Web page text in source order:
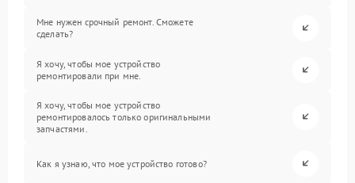
Мне нужен срочный ремонт. Сможете
сделать?
Я хочу, чтобы мое устройство
ремонтировали при мне.
Я хочу, чтобы мое устройство
ремонтировалось только оригинальными
запчастями.
Как я узнаю, что мое устройство готово?